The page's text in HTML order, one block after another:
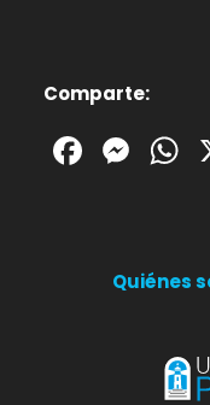
Comparte:
Quiénes